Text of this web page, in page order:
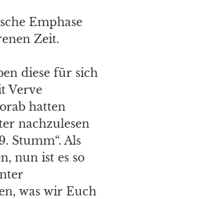
Emphase
Zeit.
diese für sich
Verve
hatten
nachzulesen
Stumm“. Als
nun ist es so
was wir Euch